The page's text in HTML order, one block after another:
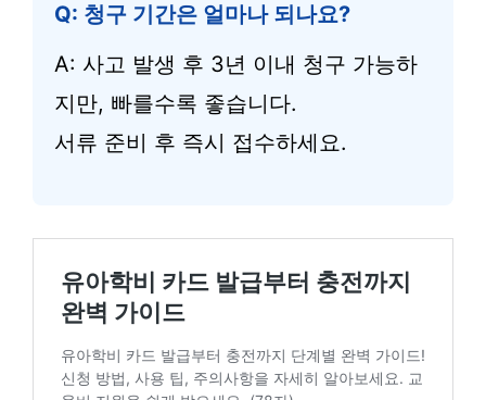
Q: 청구 기간은 얼마나 되나요?
A: 사고 발생 후 3년 이내 청구 가능하
지만, 빠를수록 좋습니다.
서류 준비 후 즉시 접수하세요.